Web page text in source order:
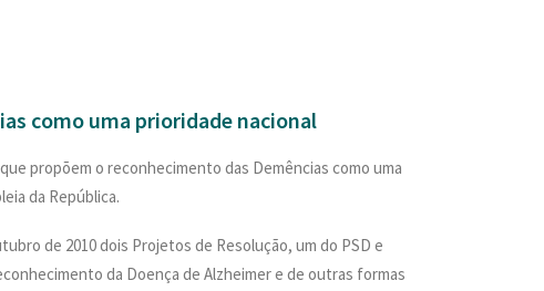
como uma prioridade nacional
propõem o reconhecimento das Demências como uma
da República.
de 2010 dois Projetos de Resolução, um do PSD e
da Doença de Alzheimer e de outras formas